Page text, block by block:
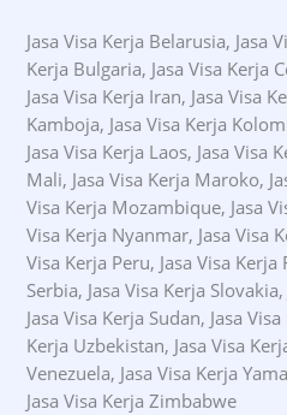
Jasa Visa Kerja Belarusia, Jasa
Kerja Bulgaria, Jasa Visa Kerja
Jasa Visa Kerja Iran, Jasa Visa
Kamboja, Jasa Visa Kerja
Jasa Visa Kerja Laos, Jasa Visa
Mali, Jasa Visa Kerja Maroko,
Visa Kerja Mozambique, Jasa
Visa Kerja Nyanmar, Jasa Visa
Visa Kerja Peru, Jasa Visa Kerja
Serbia, Jasa Visa Kerja
Jasa Visa Kerja Sudan, Jasa
Kerja Uzbekistan, Jasa Visa
Venezuela, Jasa Visa Kerja
Jasa Visa Kerja Zimbabwe